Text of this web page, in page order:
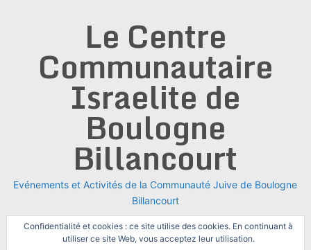
Le Centre
Communautaire
Israelite de
Boulogne
Billancourt
Evénements et Activités de la Communauté Juive de Boulogne
Billancourt
Confidentialité et cookies : ce site utilise des cookies. En continuant à
utiliser ce site Web, vous acceptez leur utilisation.